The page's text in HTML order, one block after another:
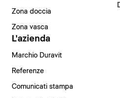
Zona doccia
Zona vasca
L'azienda
Marchio Duravit
Referenze
Comunicati stampa